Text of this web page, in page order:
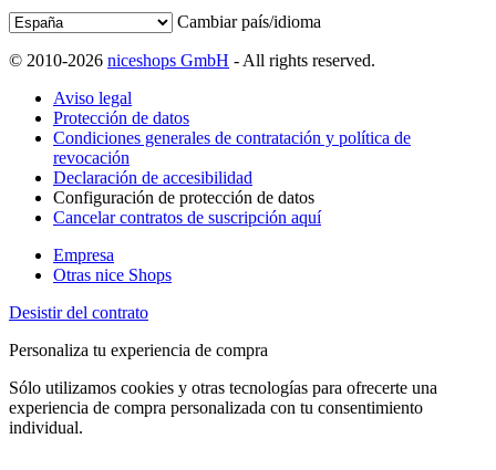
Cambiar país/idioma
© 2010-2026 niceshops GmbH - All rights reserved.
Aviso legal
Protección de datos
Condiciones generales de contratación y política de
revocación
Declaración de accesibilidad
Configuración de protección de datos
Cancelar contratos de suscripción aquí
Empresa
Otras nice Shops
Desistir del contrato
Personaliza tu experiencia de compra
Sólo utilizamos cookies y otras tecnologías para ofrecerte una
experiencia de compra personalizada con tu consentimiento
individual.